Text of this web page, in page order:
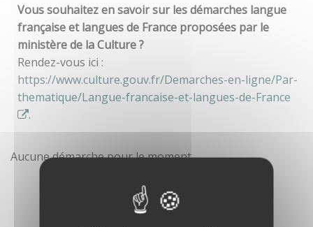
Vous souhaitez en savoir sur les démarches langue
française et langues de France proposées par le
ministère de la Culture ?
Rendez-vous ici :
https://www.culture.gouv.fr/Demarches-en-ligne/Par-
thematique/Langue-francaise-et-langues-de-France
.
Aucune démarche pour le moment